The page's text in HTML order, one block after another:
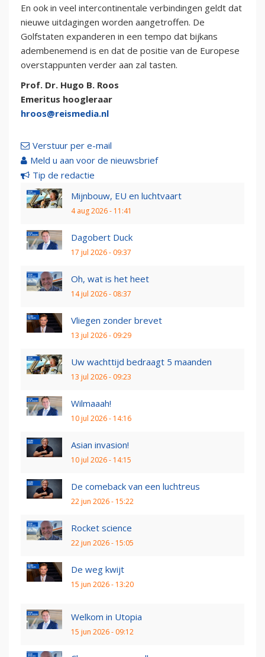
En ook in veel intercontinentale verbindingen geldt dat
nieuwe uitdagingen worden aangetroffen. De
Golfstaten expanderen in een tempo dat bijkans
adembenemend is en dat de positie van de Europese
overstappunten verder aan zal tasten.
Prof. Dr. Hugo B. Roos
Emeritus hoogleraar
hroos@reismedia.nl
Verstuur per e-mail
Meld u aan voor de nieuwsbrief
Tip de redactie
Mijnbouw, EU en luchtvaart
4 aug 2026 - 11:41
Dagobert Duck
17 jul 2026 - 09:37
Oh, wat is het heet
14 jul 2026 - 08:37
Vliegen zonder brevet
13 jul 2026 - 09:29
Uw wachttijd bedraagt 5 maanden
13 jul 2026 - 09:23
Wilmaaah!
10 jul 2026 - 14:16
Asian invasion!
10 jul 2026 - 14:15
De comeback van een luchtreus
22 jun 2026 - 15:22
Rocket science
22 jun 2026 - 15:05
De weg kwijt
15 jun 2026 - 13:20
Welkom in Utopia
15 jun 2026 - 09:12